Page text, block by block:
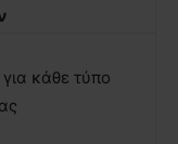
κάθε τύπο